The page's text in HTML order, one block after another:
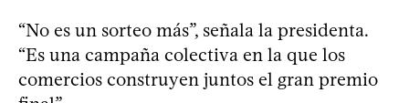
“No es un sorteo más”, señala la presidenta.
“Es una campaña colectiva en la que los
comercios construyen juntos el gran premio